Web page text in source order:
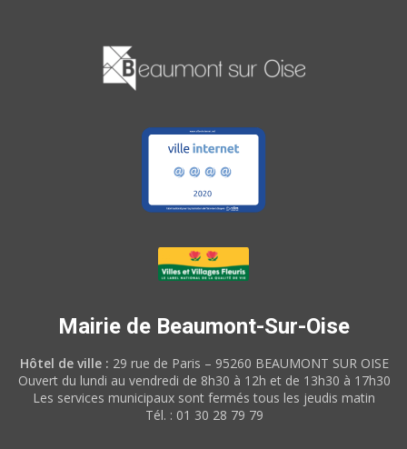
Mairie de Beaumont-Sur-Oise
Hôtel de ville : 29 rue de Paris – 95260 BEAUMONT SUR OISE
Ouvert du lundi au vendredi de 8h30 à 12h et de 13h30 à 17h30
Les services municipaux sont fermés tous les jeudis matin
Tél. : 01 30 28 79 79